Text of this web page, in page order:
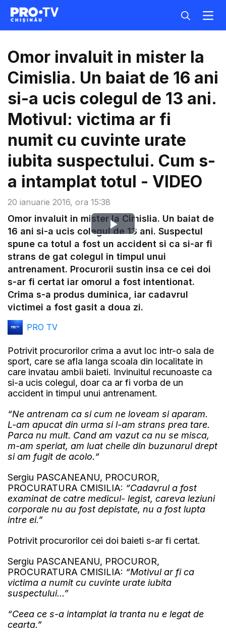
20 ianuarie 2016, ora 15:38
Omor invaluit in mister la
Cimislia. Un baiat de 16 ani
si-a ucis colegul de 13 ani.
Motivul: victima ar fi
numit cu cuvinte urate
iubita suspectului. Cum s-
a intamplat totul - VIDEO
Play
Video
Omor invaluit in mister la Cimislia. Un baiat de
16 ani si-a ucis colegul de 13 ani. Suspectul
spune ca totul a fost un accident si ca si-ar fi
strans de gat colegul in timpul unui
antrenament. Procurorii sustin insa ce cei doi
s-ar fi certat iar omorul a fost intentionat.
Crima s-a produs duminica, iar cadavrul
victimei a fost gasit a doua zi.
PRO TV
Potrivit procurorilor crima a avut loc intr-o sala de
sport, care se afla langa scoala din localitate in
care invatau ambii baieti. Invinuitul recunoaste ca
si-a ucis colegul, doar ca ar fi vorba de un
accident in timpul unui antrenament.
“Ne antrenam ca si cum ne loveam si aparam.
L-am apucat din urma si l-am strans prea tare.
Parca nu mult. Cand am vazut ca nu se misca,
m-am speriat, am luat cheile din buzunarul drept
si am fugit de acolo.“
Sergiu PASCANEANU, PROCUROR,
PROCURATURA CMISILIA: “Cadavrul a fost
examinat de catre medicul- legist, careva leziuni
corporale nu au fost depistate, nu a fost lupta
intre ei.”
Potrivit procurorilor cei doi baieti s-ar fi certat.
Sergiu PASCANEANU, PROCUROR,
PROCURATURA CMISILIA: “Motivul ar fi ca
victima a numit cu cuvinte urate iubita
suspectului...”
“Ceea ce s-a intamplat la tranta nu e legat de
cearta.”